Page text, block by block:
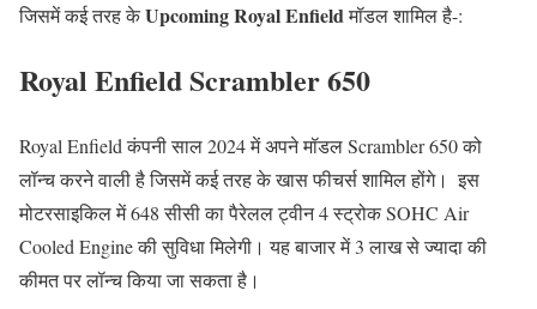
जिसमें कई तरह केUpcoming Royal Enfieldमॉडल शामिल है-:
Royal Enfield Scrambler 650
Royal Enfield कंपनी साल 2024 में अपने मॉडल Scrambler 650 को
लॉन्च करने वाली है जिसमें कई तरह के खास फीचर्स शामिल होंगे। ‌ इस
मोटरसाइकिल में 648 सीसी का पैरेलल ट्वीन 4 स्ट्रोक SOHC Air
Cooled Engine की सुविधा मिलेगी।‌ यह बाजार में 3 लाख से ज्यादा की
कीमत पर लॉन्च किया जा सकता है।